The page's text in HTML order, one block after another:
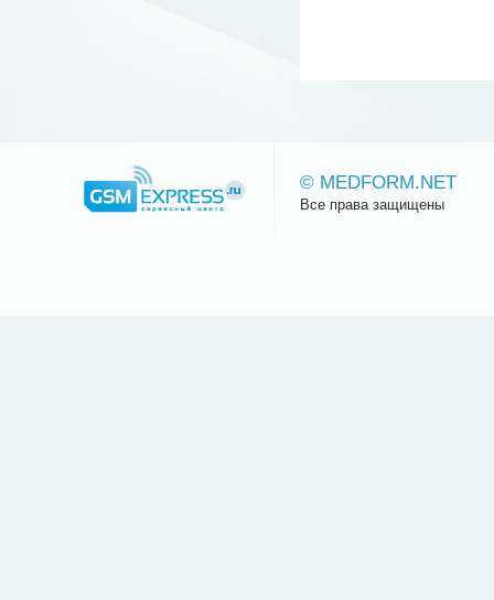
© MEDFORM.NET
Все права защищены